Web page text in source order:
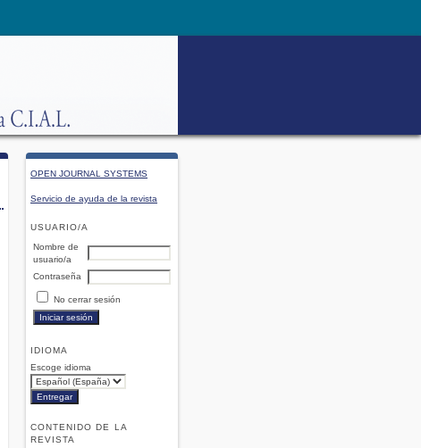
OPEN JOURNAL SYSTEMS
Servicio de ayuda de la revista
USUARIO/A
Nombre de
usuario/a
Contraseña
No cerrar sesión
IDIOMA
Escoge idioma
CONTENIDO DE LA
REVISTA